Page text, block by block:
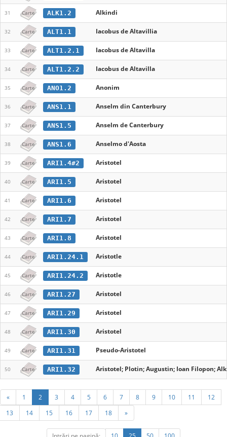
31 Carte ALK1.2 Alkindi
32 Carte ALT1.1 Iacobus de Altavillia
33 Carte ALT1.2.1 Iacobus de Altavilla
34 Carte ALT1.2.2 Iacobus de Altavilla
35 Carte ANO1.2 Anonim
36 Carte ANS1.1 Anselm din Canterbury
37 Carte ANS1.5 Anselm de Canterbury
38 Carte ANS1.6 Anselmo d'Aosta
39 Carte ARI1.4#2 Aristotel
40 Carte ARI1.5 Aristotel
41 Carte ARI1.6 Aristotel
42 Carte ARI1.7 Aristotel
43 Carte ARI1.8 Aristotel
44 Carte ARI1.24.1 Aristotle
45 Carte ARI1.24.2 Aristotle
46 Carte ARI1.27 Aristotel
47 Carte ARI1.29 Aristotel
48 Carte ARI1.30 Aristotel
49 Carte ARI1.31 Pseudo-Aristotel
50 Carte ARI1.32 Aristotel; Plotin; Augustin; Ioan Filopon;
« 1 2 3 4 5 6 7 8 9 10 11
12
13
14 15 16 17 18 »